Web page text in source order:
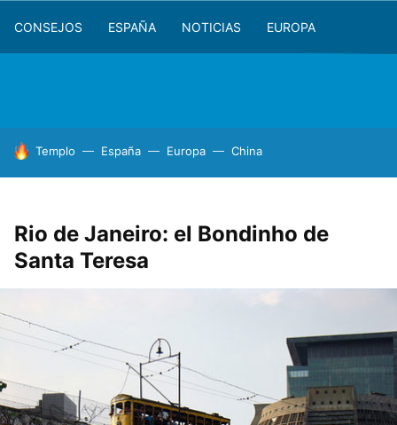
CONSEJOS ESPAÑA NOTICIAS EUROPA
HOY SE HABLA DE
Templo España Europa China
Rio de Janeiro: el Bondinho de
Santa Teresa